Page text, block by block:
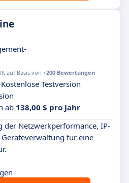
auf Basis von +200 Bewertungen
Kostenlose Testversion
ab 138,00 $ pro Jahr
der Netzwerkperformance, IP-
für eine